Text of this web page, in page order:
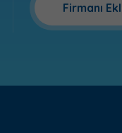
Firmanı